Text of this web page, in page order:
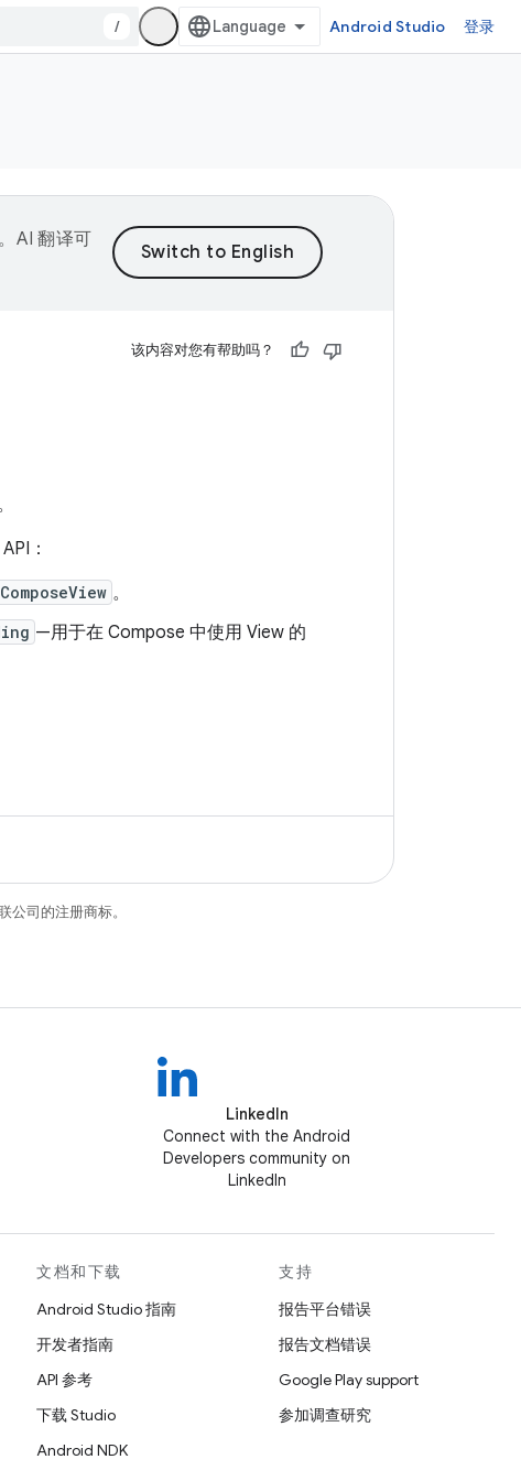
/ Android Studio 登录
AI 翻译可
该内容对您有帮助吗？
：
ComposeView 。
—用于在 Compose 中使用 View 的
司的注册商标。
LinkedIn
Connect with the Android
Developers community on
LinkedIn
文档和下载
Android Studio 指南
开发者指南
API 参考
下载 Studio
Android NDK
支持
报告平台错误
报告文档错误
Google Play support
参加调查研究